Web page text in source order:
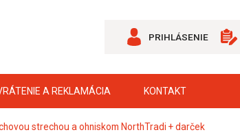
PRIHLÁSENIE
A REKLAMÁCIA KONTAKT
strechou a ohniskom NorthTradi + darček